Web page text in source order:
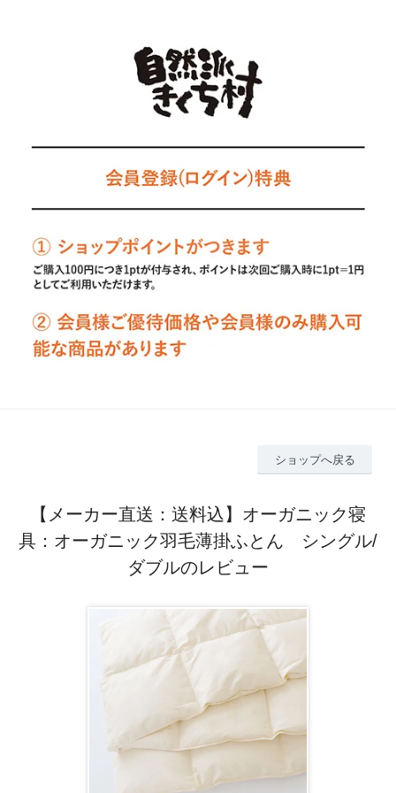
ショップへ戻る
【メーカー直送：送料込】オーガニック寝
具：オーガニック羽毛薄掛ふとん シングル/
ダブルのレビュー